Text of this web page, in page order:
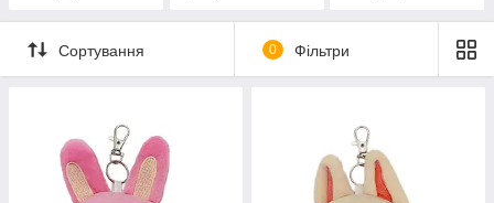
Сортування 0 Фільтри